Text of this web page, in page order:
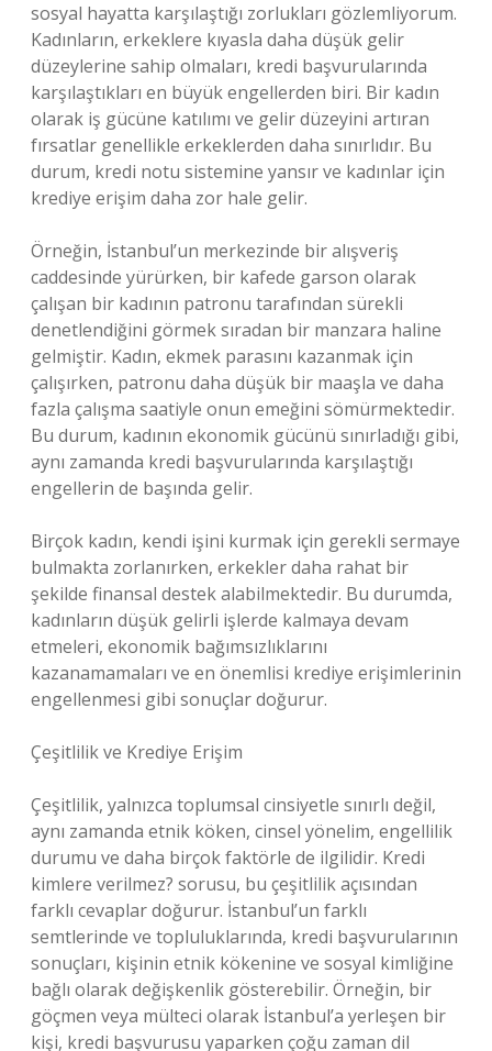
sosyal hayatta karşılaştığı zorlukları gözlemliyorum.
Kadınların, erkeklere kıyasla daha düşük gelir
düzeylerine sahip olmaları, kredi başvurularında
karşılaştıkları en büyük engellerden biri. Bir kadın
olarak iş gücüne katılımı ve gelir düzeyini artıran
fırsatlar genellikle erkeklerden daha sınırlıdır. Bu
durum, kredi notu sistemine yansır ve kadınlar için
krediye erişim daha zor hale gelir.
Örneğin, İstanbul’un merkezinde bir alışveriş
caddesinde yürürken, bir kafede garson olarak
çalışan bir kadının patronu tarafından sürekli
denetlendiğini görmek sıradan bir manzara haline
gelmiştir. Kadın, ekmek parasını kazanmak için
çalışırken, patronu daha düşük bir maaşla ve daha
fazla çalışma saatiyle onun emeğini sömürmektedir.
Bu durum, kadının ekonomik gücünü sınırladığı gibi,
aynı zamanda kredi başvurularında karşılaştığı
engellerin de başında gelir.
Birçok kadın, kendi işini kurmak için gerekli sermaye
bulmakta zorlanırken, erkekler daha rahat bir
şekilde finansal destek alabilmektedir. Bu durumda,
kadınların düşük gelirli işlerde kalmaya devam
etmeleri, ekonomik bağımsızlıklarını
kazanamamaları ve en önemlisi krediye erişimlerinin
engellenmesi gibi sonuçlar doğurur.
Çeşitlilik ve Krediye Erişim
Çeşitlilik, yalnızca toplumsal cinsiyetle sınırlı değil,
aynı zamanda etnik köken, cinsel yönelim, engellilik
durumu ve daha birçok faktörle de ilgilidir. Kredi
kimlere verilmez? sorusu, bu çeşitlilik açısından
farklı cevaplar doğurur. İstanbul’un farklı
semtlerinde ve topluluklarında, kredi başvurularının
sonuçları, kişinin etnik kökenine ve sosyal kimliğine
bağlı olarak değişkenlik gösterebilir. Örneğin, bir
göçmen veya mülteci olarak İstanbul’a yerleşen bir
kişi, kredi başvurusu yaparken çoğu zaman dil